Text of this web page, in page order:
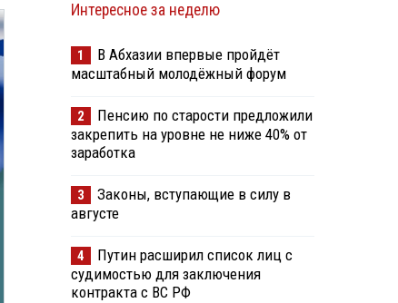
Интересное за неделю
1
В Абхазии впервые пройдёт
масштабный молодёжный форум
2
Пенсию по старости предложили
закрепить на уровне не ниже 40% от
заработка
3
Законы, вступающие в силу в
августе
4
Путин расширил список лиц с
судимостью для заключения
контракта с ВС РФ